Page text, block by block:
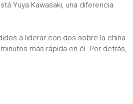
Yuya Kawasaki, una diferencia
a liderar con dos sobre la china
más rápida en él. Por detrás,